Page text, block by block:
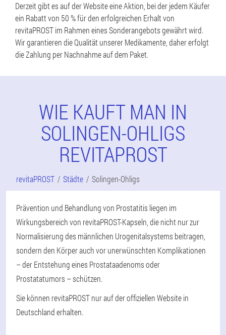
Derzeit gibt es auf der Website eine Aktion, bei der jedem Käufer
ein Rabatt von 50 % für den erfolgreichen Erhalt von
revitaPROST im Rahmen eines Sonderangebots gewährt wird.
Wir garantieren die Qualität unserer Medikamente, daher erfolgt
die Zahlung per Nachnahme auf dem Paket.
WIE KAUFT MAN IN
SOLINGEN-OHLIGS
REVITAPROST
revitaPROST Städte Solingen-Ohligs
Prävention und Behandlung von Prostatitis liegen im
Wirkungsbereich von revitaPROST-Kapseln, die nicht nur zur
Normalisierung des männlichen Urogenitalsystems beitragen,
sondern den Körper auch vor unerwünschten Komplikationen
– der Entstehung eines Prostataadenoms oder
Prostatatumors – schützen.
Sie können revitaPROST nur auf der offiziellen Website in
Deutschland erhalten.